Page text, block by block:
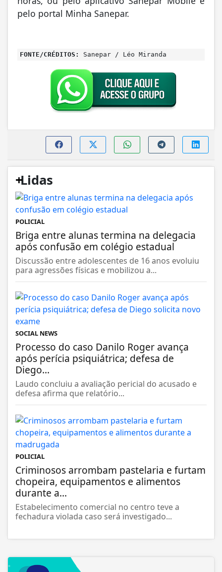
pelo portal Minha Sanepar.
FONTE/CRÉDITOS: Sanepar / Léo Miranda
+
Lidas
POLICIAL
Briga entre alunas termina na delegacia
após confusão em colégio estadual
Discussão entre adolescentes de 16 anos evoluiu
para agressões físicas e mobilizou a...
SOCIAL NEWS
Processo do caso Danilo Roger avança
após perícia psiquiátrica; defesa de
Diego...
Laudo concluiu a avaliação pericial do acusado e
defesa afirma que relatório...
POLICIAL
Criminosos arrombam pastelaria e furtam
chopeira, equipamentos e alimentos
durante a...
Estabelecimento comercial no centro teve a
fechadura violada caso será investigado...